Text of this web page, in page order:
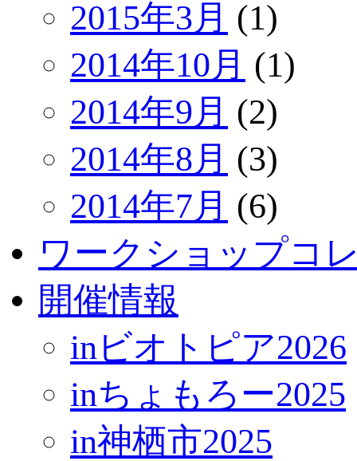
2015年3月 (1)
2014年10月 (1)
2014年9月 (2)
2014年8月 (3)
2014年7月 (6)
ワークショップコ
開催情報
inビオトピア2026
inちょもろー2025
in神栖市2025